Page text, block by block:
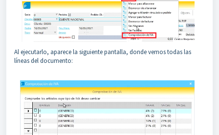
Al ejecutarlo, aparece la siguiente pantalla, donde vemos todas las
líneas del documento: